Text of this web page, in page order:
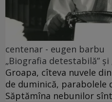
centenar - eugen barbu
„Biografia detestabilă”
Groapa, cîteva nuvele
de duminică, parabolele
Săptămîna nebunilor